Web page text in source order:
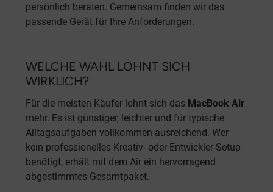
persönlich beraten. Gemeinsam finden wir das
passende Gerät für Ihre Anforderungen.
WELCHE WAHL LOHNT SICH
WIRKLICH?
Für die meisten Käufer lohnt sich das MacBook Air
mehr. Es ist günstiger, leichter und für typische
Alltagsaufgaben vollkommen ausreichend. Wer
kein professionelles Kreativ- oder Entwickler-Setup
benötigt, erhält mit dem Air ein hervorragend
abgestimmtes Gesamtpaket.